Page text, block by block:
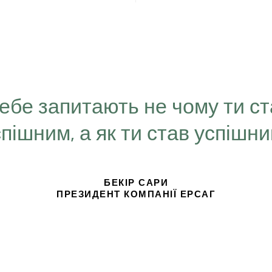
запитають не чому ти
а як ти став
БЕКІР САРИ
ПРЕЗИДЕНТ КОМПАНІЇ ЕРСАГ